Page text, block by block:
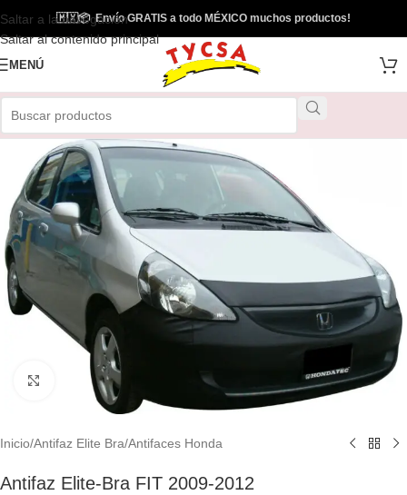
Saltar a la navegación
Saltar al contenido principal
🇲🇽📦Envío GRATIS a todo MÉXICO muchos productos!
MENÚ
Clic para ampliar
Inicio/Antifaz Elite Bra/Antifaces Honda
Antifaz Elite-Bra FIT 2009-2012